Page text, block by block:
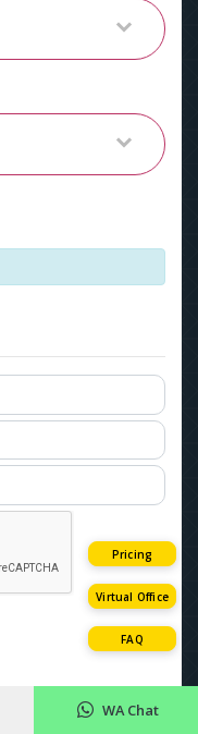
Pricing
Virtual Office
FAQ
WA Chat